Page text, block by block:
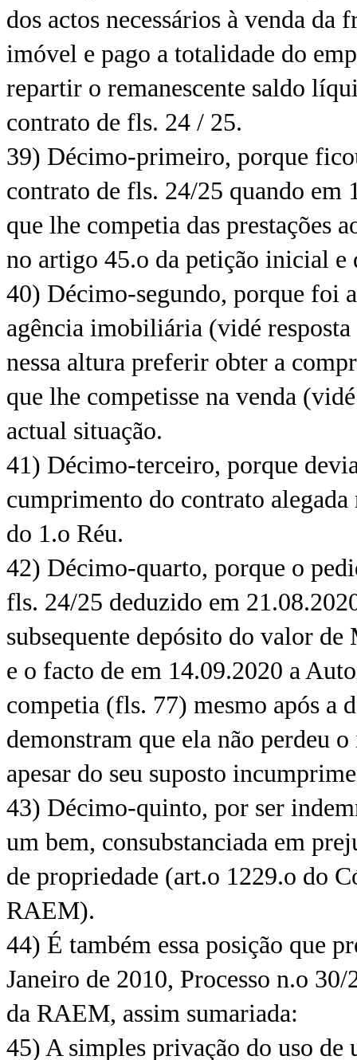
dos actos necessários à venda da
imóvel e pago a totalidade do
repartir o remanescente saldo
contrato de fls. 24 / 25.
39) Décimo-primeiro, porque
contrato de fls. 24/25 quando em
que lhe competia das prestações
no artigo 45.o da petição inicial e
40) Décimo-segundo, porque foi
agência imobiliária (vidé
nessa altura preferir obter a
que lhe competisse na venda
actual situação.
41) Décimo-terceiro, porque
cumprimento do contrato
do 1.o Réu.
42) Décimo-quarto, porque o
fls. 24/25 deduzido em
subsequente depósito do valor
e o facto de em 14.09.2020 a
competia (fls. 77) mesmo após a
demonstram que ela não perdeu
apesar do seu suposto
43) Décimo-quinto, por ser
um bem, consubstanciada em
de propriedade (art.o 1229.o do
RAEM).
44) É também essa posição que
Janeiro de 2010, Processo n.o
da RAEM, assim sumariada:
45) A simples privação do uso